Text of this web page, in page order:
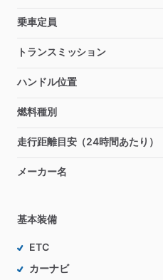
乗車定員
トランスミッション
ハンドル位置
燃料種別
走行距離目安（24時間あたり）
メーカー名
基本装備
ETC
カーナビ